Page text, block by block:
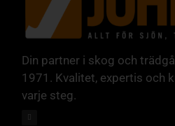
Din partner i skog och
1971. Kvalitet, expertis och
varje steg.